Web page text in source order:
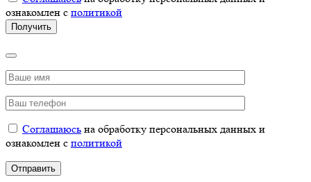
ознакомлен с политикой
Соглашаюсь на обработку персональных данных и
ознакомлен с политикой